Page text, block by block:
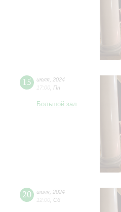
15 июля 2024
17:00 Пн
Большой зал
20 июля 2024
12:00 Сб